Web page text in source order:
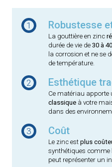
1 Robustesse
La gouttière en zinc
durée de vie de30 à
la corrosion et ne se
de température.
2 Esthétique
Ce matériau apporte
classique à votre
dans des
3 Coût
Le zinc estplus
synthétiques comme
peut représenter un